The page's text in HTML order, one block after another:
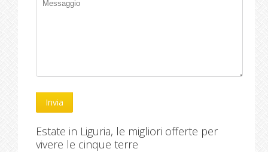
Estate in Liguria, le migliori offerte per
vivere le cinque terre